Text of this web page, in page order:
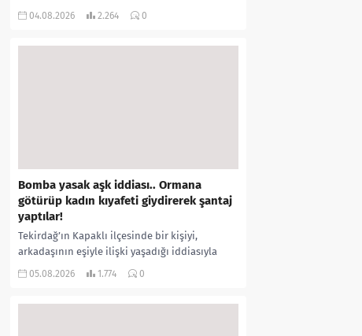
04.08.2026 2.264 0
Bomba yasak aşk iddiası.. Ormana
götürüp kadın kıyafeti giydirerek şantaj
yaptılar!
Tekirdağ’ın Kapaklı ilçesinde bir kişiyi,
arkadaşının eşiyle ilişki yaşadığı iddiasıyla
ormanlık alana götürerek zorla kadın
05.08.2026 1.774 0